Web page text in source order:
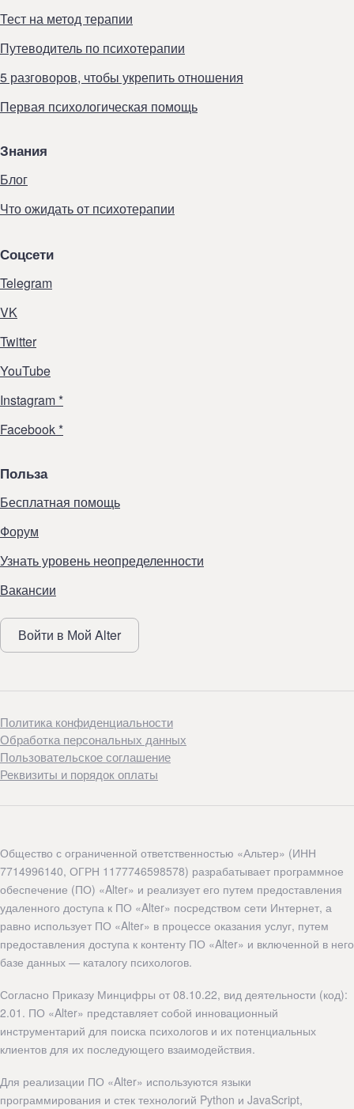
Тест на метод терапии
Путеводитель по психотерапии
5 разговоров, чтобы укрепить отношения
Первая психологическая помощь
Знания
Блог
Что ожидать от психотерапии
Соцсети
Telegram
VK
Twitter
YouTube
Instagram *
Facebook *
Польза
Бесплатная помощь
Форум
Узнать уровень неопределенности
Вакансии
Войти в Мой Alter
Политика конфиденциальности
Обработка персональных данных
Пользовательское соглашение
Реквизиты и порядок оплаты
Общество с ограниченной ответственностью «Альтер» (ИНН
7714996140, ОГРН 1177746598578) разрабатывает программное
обеспечение (ПО) «Alter» и реализует его путем предоставления
удаленного доступа к ПО «Alter» посредством сети Интернет, а
равно использует ПО «Alter» в процессе оказания услуг, путем
предоставления доступа к контенту ПО «Alter» и включенной в него
базе данных — каталогу психологов.
Согласно Приказу Минцифры от 08.10.22, вид деятельности (код):
2.01. ПО «Alter» представляет собой инновационный
инструментарий для поиска психологов и их потенциальных
клиентов для их последующего взаимодействия.
Для реализации ПО «Alter» используются языки
программирования и стек технологий Python и JavaScript,